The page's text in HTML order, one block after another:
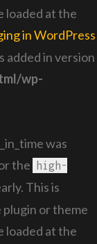
loaded at the
in WordPress
added in version
wp-
was
the
high-
This is
plugin or theme
loaded at the